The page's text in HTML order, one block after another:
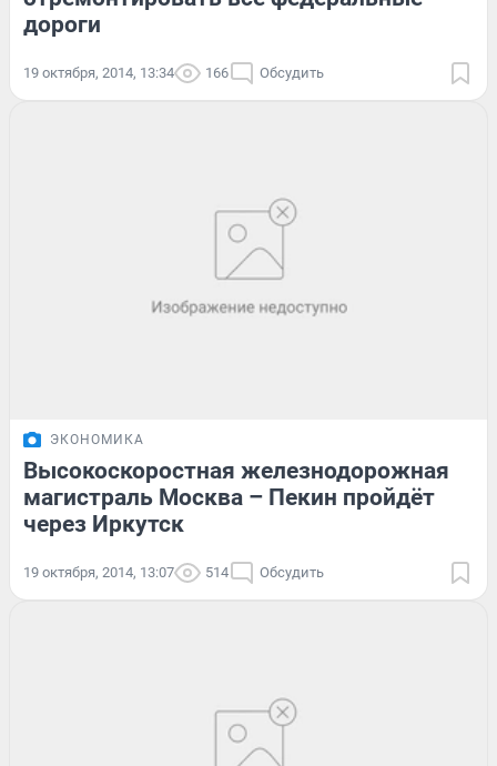
дороги
19 октября, 2014, 13:34 166 Обсудить
ЭКОНОМИКА
Высокоскоростная железнодорожная
магистраль Москва – Пекин пройдёт
через Иркутск
19 октября, 2014, 13:07 514 Обсудить